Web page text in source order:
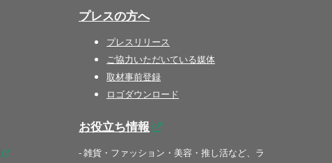
プレスの方へ
プレスリリース
ご協力いただいている媒体
取材事前登録
ロゴダウンロード
お役立ち情報
- 雑貨・ファッション・美容・推し活など、ラ